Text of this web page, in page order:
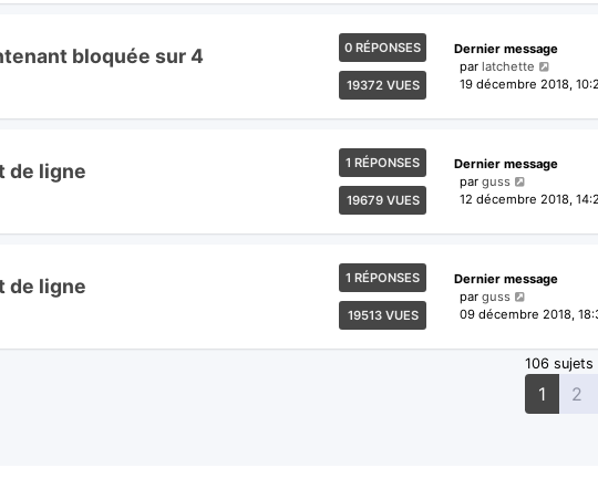
bloquée sur 4 0 RÉPONSES
19372 VUES
Dernier message
par latchette
19 décembre 2018,
de ligne 1 RÉPONSES
19679 VUES
Dernier message
par guss
12 décembre 2018,
de ligne 1 RÉPONSES
19513 VUES
Dernier message
par guss
09 décembre 2018,
106 sujets
1 2